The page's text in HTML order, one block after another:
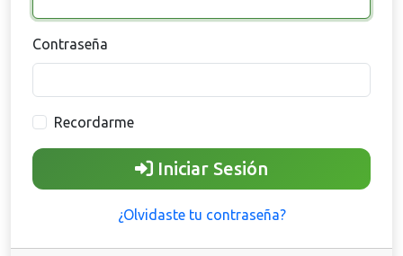
Contraseña
Recordarme
Iniciar Sesión
¿Olvidaste tu contraseña?